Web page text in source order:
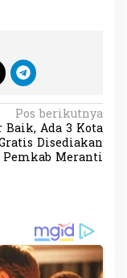
Pos berikutnya
Baik, Ada 3 Kota
Disediakan
Pemkab Meranti